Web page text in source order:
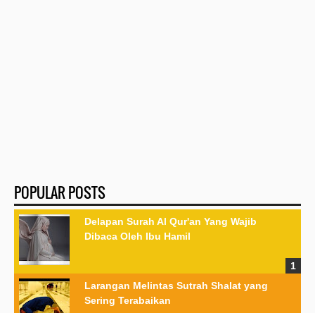
POPULAR POSTS
Delapan Surah Al Qur'an Yang Wajib
Dibaca Oleh Ibu Hamil
Larangan Melintas Sutrah Shalat yang
Sering Terabaikan